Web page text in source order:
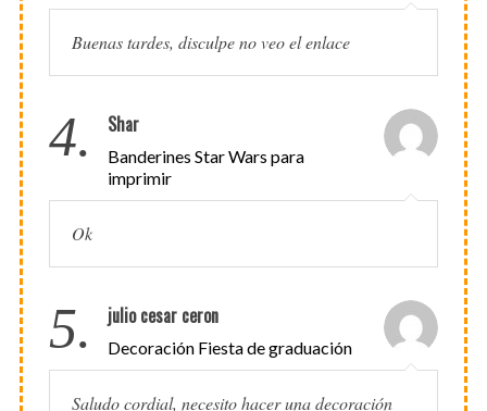
Buenas tardes, disculpe no veo el enlace
4. Shar
Banderines Star Wars para
imprimir
Ok
5. julio cesar ceron
Decoración Fiesta de graduación
Saludo cordial, necesito hacer una decoración